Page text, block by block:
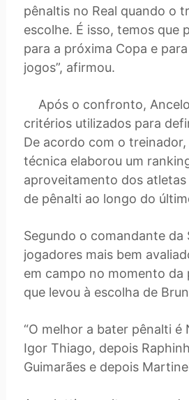
pênaltis no Real quando o
escolhe. É isso, temos que
para a próxima Copa e
jogos”, afirmou.
Após o confronto,
critérios utilizados para
De acordo com o treinador,
técnica elaborou um
aproveitamento dos
de pênalti ao longo do
Segundo o comandante da
jogadores mais bem
em campo no momento da
que levou à escolha de
“O melhor a bater pênalti é
Igor Thiago, depois
Guimarães e depois